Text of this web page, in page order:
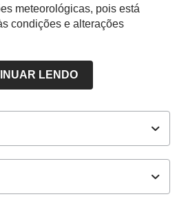
meteorológicas, pois está
condições e alterações
LENDO